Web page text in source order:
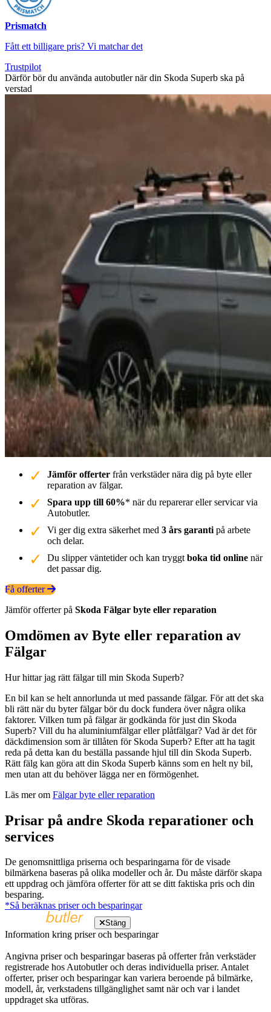
Prismatch
Fått ett billigare pris? Vi matchar det
Trustpilot
Därför bör du använda autobutler när din Skoda Superb ska på
verstad
Jämför offerter från verkstäder nära dig på byte eller
reparation av fälgar.
Spara upp till 60%* när du reparerar eller servicar via
Autobutler.
Vi ger dig extra säkerhet med 3 års garanti på arbete
och delar.
Du slipper väntetider och kan tryggt boka tid online när
det passar dig.
Få offerter
Jämför offerter på Skoda Fälgar byte eller reparation
Omdömen av Byte eller reparation av
Fälgar
Hur hittar jag rätt fälgar till min Skoda Superb?
En bil kan se helt annorlunda ut med passande fälgar. För att det ska
bli rätt när du byter fälgar bör du dock fundera över några olika
faktorer. Vilken tum på fälgar är godkända för just din Skoda
Superb? Vill du ha aluminiumfälgar eller plåtfälgar? Vad är det för
däckdimension som är tillåten för Skoda Superb? Efter att ha tagit
reda på detta kan du beställa passande hjul till din Skoda Superb.
Rätt fälg kan göra att din Skoda Superb känns som en helt ny bil,
men utan att du behöver lägga ner en förmögenhet.
Läs mer om Fälgar byte eller reparation
Prisar på andre Skoda reparationer och
services
De genomsnittliga priserna och besparingarna för de visade
bilmärkena baseras på olika modeller och år. Du måste därför skapa
ett uppdrag och jämföra offerter för att se ditt faktiska pris och din
besparing.
*Så beräknas priser och besparingar
Stäng
Information kring priser och besparingar
Angivna priser och besparingar baseras på offerter från verkstäder
registrerade hos Autobutler och deras individuella priser. Antalet
offerter, priser och besparingar kan variera beroende på bilmärke,
modell, år, verkstadens tillgänglighet samt när och var i landet
uppdraget ska utföras.